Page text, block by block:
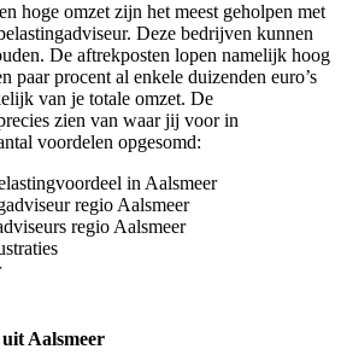
hoge omzet zijn het meest geholpen met
Deze bedrijven kunnen
De aftrekposten lopen namelijk hoog
paar procent al enkele duizenden euro’s
van je totale omzet. De
zien van waar jij voor in
voordelen opgesomd:
in Aalsmeer
regio Aalsmeer
regio Aalsmeer
Aalsmeer